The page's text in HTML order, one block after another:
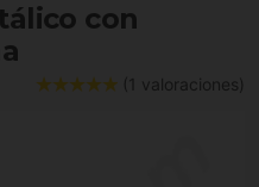
con
(1 valoraciones)